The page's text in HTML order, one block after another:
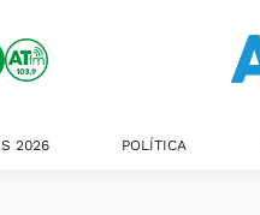
2026 POLÍTICA